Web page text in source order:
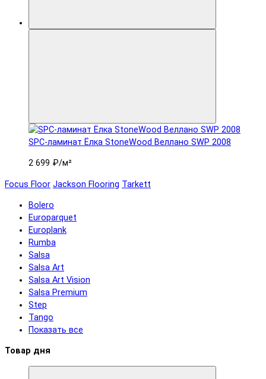
SPC-ламинат Ëлка StoneWood Веллано SWP 2008
2 699 ₽/м²
Focus Floor Jackson Flooring Tarkett
Bolero
Europarquet
Europlank
Rumba
Salsa
Salsa Art
Salsa Art Vision
Salsa Premium
Step
Tango
Показать все
Товар дня